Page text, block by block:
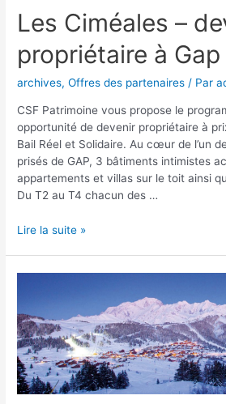
Les Ciméales –
propriétaire à Gap
archives,Offres des partenaires / Par
CSF Patrimoine vous propose le
opportunité de devenir propriétaire à
Bail Réel et Solidaire. Au cœur de l’un
prisés de GAP, 3 bâtiments intimistes
appartements et villas sur le toit ainsi
Du T2 au T4 chacun des …
Lire la suite »